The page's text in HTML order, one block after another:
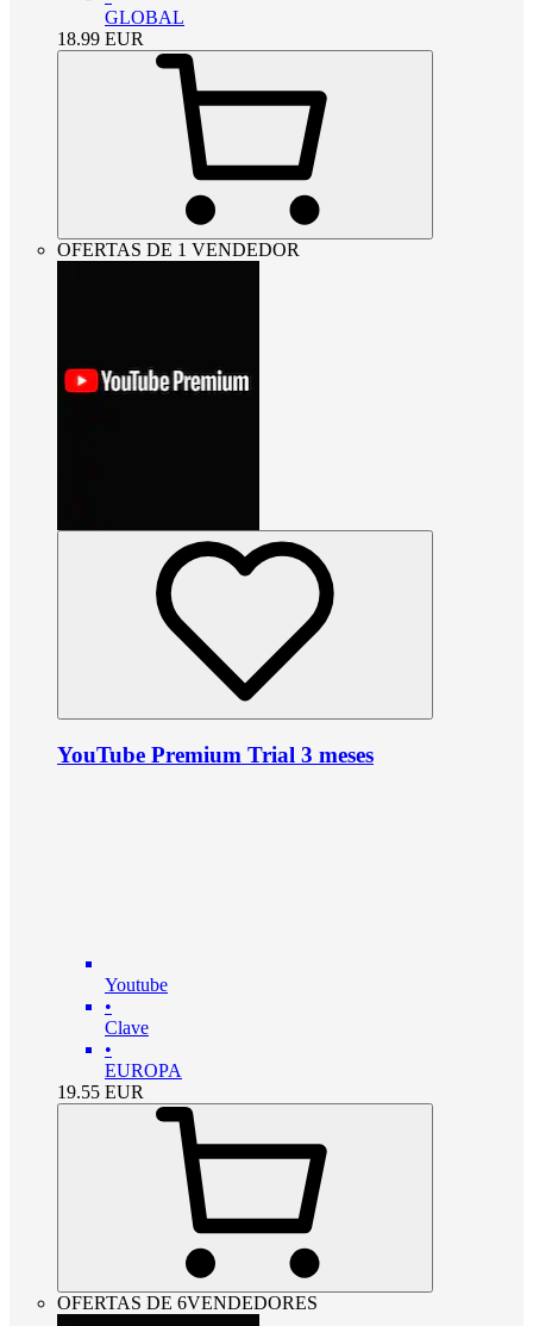
GLOBAL
18.99 EUR
OFERTAS DE 1 VENDEDOR
YouTube Premium Trial 3 meses
Youtube
•
Clave
•
EUROPA
19.55 EUR
OFERTAS DE 6VENDEDORES